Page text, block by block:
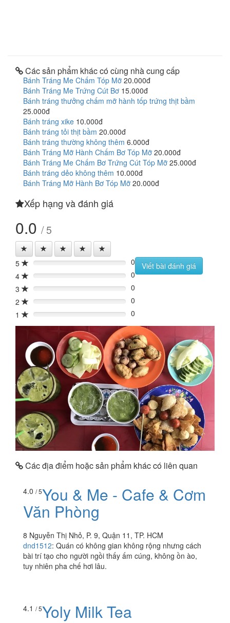
Các sản phẩm khác có cùng nhà cung cấp
Bánh Tráng Me Chấm Tóp Mỡ 20.000đ
Bánh Tráng Me Trứng Cút Bơ 15.000đ
Bánh tráng thưởng chấm mỡ hành tốp trứng thịt bầm
25.000đ
Bánh tráng xike 10.000đ
Bánh tráng tỏi thịt bầm 20.000đ
Bánh tráng thường không thêm 6.000đ
Bánh Tráng Mỡ Hành Chấm Bơ Tóp Mỡ 20.000đ
Bánh Tráng Me Chấm Bơ Trứng Cút Tóp Mỡ 25.000đ
Bánh tráng dẻo không thêm 10.000đ
Bánh Tráng Mỡ Hành Bơ Tóp Mỡ 20.000đ
Xếp hạng và đánh giá
0.0 / 5
5 0%
0
4
0%
0
3
0%
0
2
0%
0
1
0% 0
Viết bài đánh giá
Các địa điểm hoặc sản phẩm khác có liên quan
4.0 / 5You & Me - Cafe & Cơm
Văn Phòng
8 Nguyễn Thị Nhỏ, P. 9, Quận 11, TP. HCM
dnd1512: Quán có không gian không rộng nhưng cách
bài trí tạo cho người ngồi thấy ấm cúng, không ồn ào,
tuy nhiên pha chế hơi lâu.
4.1 / 5Yoly Milk Tea